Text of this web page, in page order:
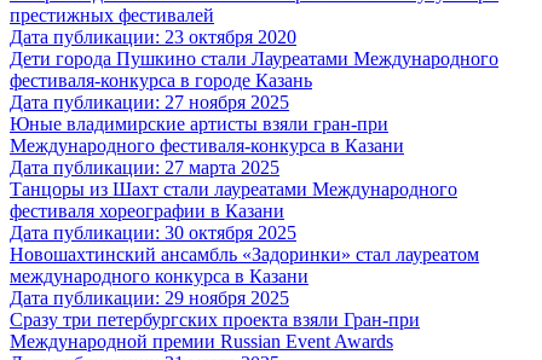
престижных фестивалей
Дата публикации: 23 октября 2020
Дети города Пушкино стали Лауреатами Международного
фестиваля-конкурса в городе Казань
Дата публикации: 27 ноября 2025
Юные владимирские артисты взяли гран-при
Международного фестиваля-конкурса в Казани
Дата публикации: 27 марта 2025
Танцоры из Шахт стали лауреатами Международного
фестиваля хореографии в Казани
Дата публикации: 30 октября 2025
Новошахтинский ансамбль «Задоринки» стал лауреатом
международного конкурса в Казани
Дата публикации: 29 ноября 2025
Сразу три петербургских проекта взяли Гран-при
Международной премии Russian Event Awards